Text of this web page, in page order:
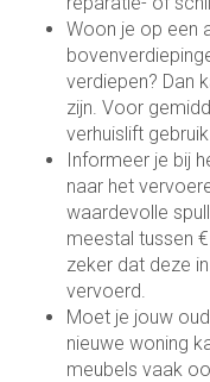
Woon je op een
verdiepen? Dan
zijn. Voor
verhuislift
Informeer je bij
naar het
waardevolle
meestal tussen
zeker dat deze
vervoerd.
Moet je jouw
nieuwe woning
meubels vaak